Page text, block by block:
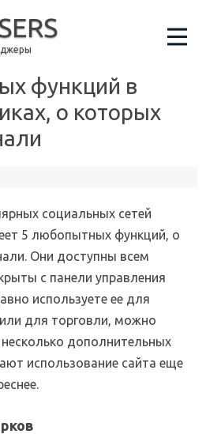
функций в
о которых
социальных сетей
5 любопытных функций, о
Они доступны всем
с панели управления
используете ее для
для торговли, можно
дополнительных
использование сайта еще